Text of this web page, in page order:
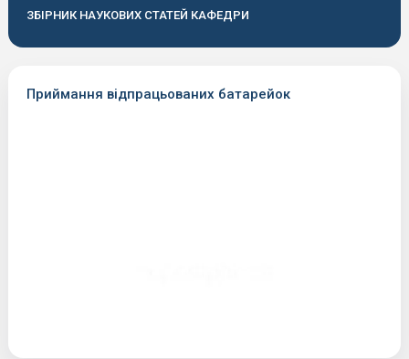
ЗБІРНИК НАУКОВИХ СТАТЕЙ КАФЕДРИ
Приймання відпрацьованих батарейок